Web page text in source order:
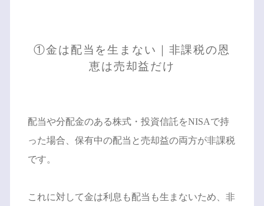
①金は配当を生まない｜非課税の恩
恵は売却益だけ
配当や分配金のある株式・投資信託をNISAで持
った場合、保有中の配当と売却益の両方が非課税
です。
これに対して金は利息も配当も生まないため、非